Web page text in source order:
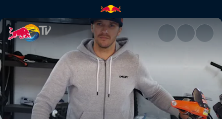
Rob Meets Sam Sunderland |